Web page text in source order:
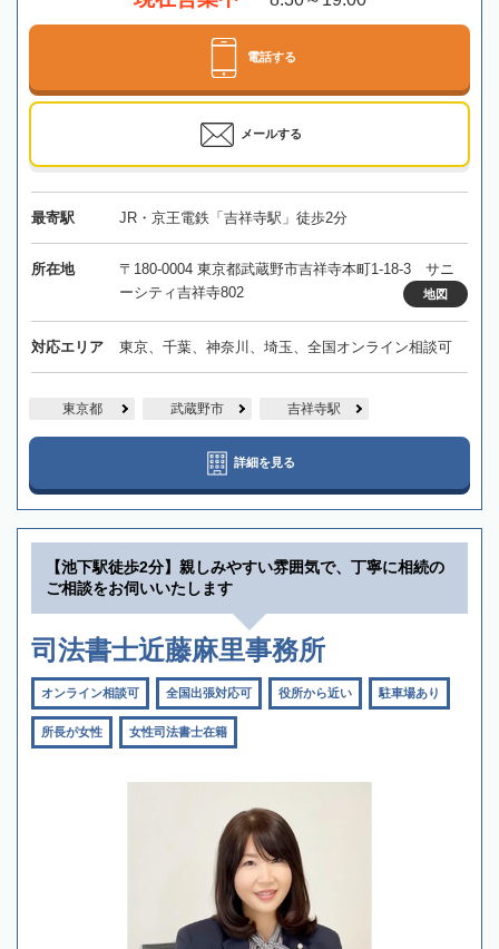
電話する
メールする
最寄駅 JR・京王電鉄「吉祥寺駅」徒歩2分
所在地
〒180-0004 東京都武蔵野市吉祥寺本町1-18-3 サニ
ーシティ吉祥寺802
地図
対応エリア 東京、千葉、神奈川、埼玉、全国オンライン相談可
東京都 武蔵野市 吉祥寺駅
詳細を見る
【池下駅徒歩2分】親しみやすい雰囲気で、丁寧に相続の
ご相談をお伺いいたします
司法書士近藤麻里事務所
オンライン相談可 全国出張対応可 役所から近い 駐車場あり
所長が女性 女性司法書士在籍